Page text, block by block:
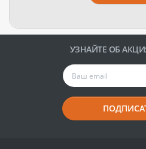
УЗНАЙТЕ ОБ